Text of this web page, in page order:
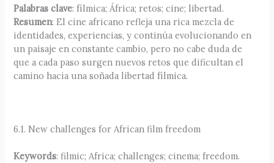
Palabras clave: fílmica; África; retos; cine; libertad.
Resumen: El cine africano refleja una rica mezcla de
identidades, experiencias, y continúa evolucionando en
un paisaje en constante cambio, pero no cabe duda de
que a cada paso surgen nuevos retos que dificultan el
camino hacia una soñada libertad fílmica.
6.1. New challenges for African film freedom
Keywords: filmic; Africa; challenges; cinema; freedom.